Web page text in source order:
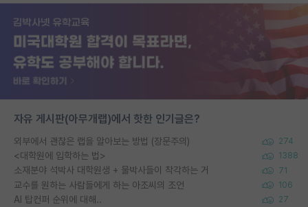
자유 게시판(아무개랩)에서 핫한 인기글은?
외부에서 괜찮은 랩을 알아보는 방법 (장문주의) 274
<대학원에 입학하는 법> 1388
소재분야 석박사 대학원생 + 물박사들이 착각하는 거 71
교수를 원하는 사람들에게 하는 아조씨의 조언 106
AI 탑컨퍼 순위에 대해.. 27